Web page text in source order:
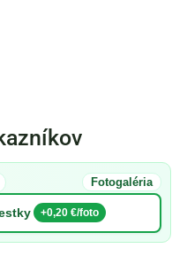
+0,20 €/foto
Fotogaléria